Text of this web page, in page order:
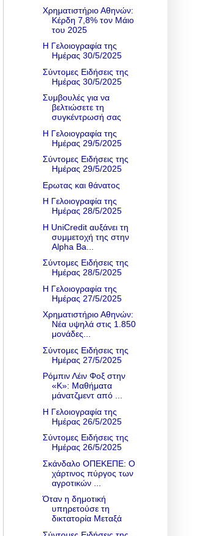
Χρηματιστήριο Αθηνών:
Κέρδη 7,8% τον Μάιο
του 2025
Η Γελοιογραφία της
Ημέρας 30/5/2025
Σύντομες Ειδήσεις της
Ημέρας 30/5/2025
Συμβουλές για να
βελτιώσετε τη
συγκέντρωσή σας
Η Γελοιογραφία της
Ημέρας 29/5/2025
Σύντομες Ειδήσεις της
Ημέρας 29/5/2025
Ερωτας και θάνατος
Η Γελοιογραφία της
Ημέρας 28/5/2025
Η UniCredit αυξάνει τη
συμμετοχή της στην
Alpha Ba...
Σύντομες Ειδήσεις της
Ημέρας 28/5/2025
Η Γελοιογραφία της
Ημέρας 27/5/2025
Χρηματιστήριο Αθηνών:
Νέα υψηλά στις 1.850
μονάδες...
Σύντομες Ειδήσεις της
Ημέρας 27/5/2025
Ρόμπιν Λέιν Φοξ στην
«Κ»: Μαθήματα
μάνατζμεντ από ...
Η Γελοιογραφία της
Ημέρας 26/5/2025
Σύντομες Ειδήσεις της
Ημέρας 26/5/2025
Σκάνδαλο ΟΠΕΚΕΠΕ: Ο
χάρτινος πύργος των
αγροτικών ...
Όταν η δημοτική
υπηρετούσε τη
δικτατορία Μεταξά